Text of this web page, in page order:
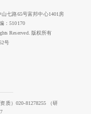
七路65号富邦中心1401房
：510170
Reserved. 版权所有
号
质）020-81278255 （研